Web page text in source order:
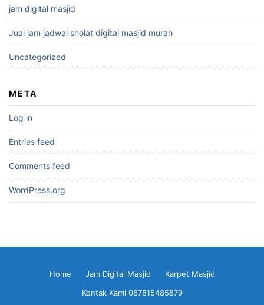
jam digital masjid
Jual jam jadwal sholat digital masjid murah
Uncategorized
META
Log in
Entries feed
Comments feed
WordPress.org
Home Jam Digital Masjid
Karpet Masjid
Kontak Kami 087815485879